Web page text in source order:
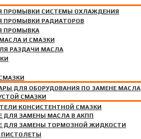
ПРОМЫВКИ СИСТЕМЫ ОХЛАЖДЕНИЯ
ПРОМЫВКИ РАДИАТОРОВ
ПРОМЫВКА
И СМАЗКИ
РАЗДАЧИ МАСЛА
ДЛЯ ОБОРУДОВАНИЯ ПО ЗАМЕНЕ МАСЛА
КОНСИСТЕНТНОЙ СМАЗКИ
СМАЗКИ
ДЛЯ ЗАМЕНЫ МАСЛА В АКПП
ДЛЯ ЗАМЕНЫ ТОРМОЗНОЙ ЖИДКОСТИ
ПИСТОЛЕТЫ